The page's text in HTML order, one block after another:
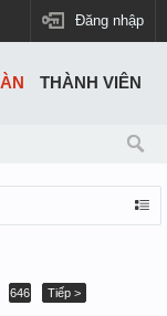
Đăng nhập
646 Tiếp >
THÀNH VIÊN